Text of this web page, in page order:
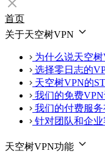
首页
关于天空树VPN
为什么说天空
选择零日志的
天空树VPN的
我们的免费VPN
我们的付费服务
针对团队和企业
天空树VPN功能